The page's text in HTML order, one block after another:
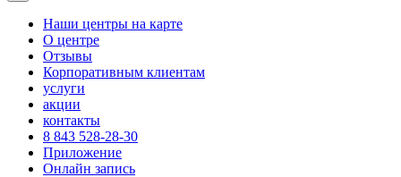
Наши центры на карте
О центре
Отзывы
Корпоративным клиентам
услуги
акции
контакты
8 843 528-28-30
Приложение
Онлайн запись